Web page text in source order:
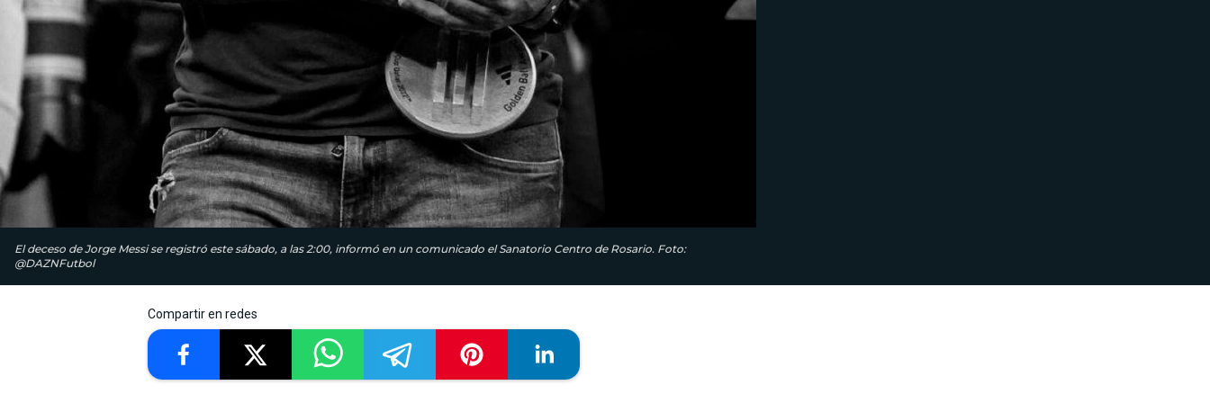
El deceso de Jorge Messi se registró este sábado, a las 2:00, informó en un comunicado el Sanatorio Centro de Rosario. Foto:
@DAZNFutbol
Compartir en redes